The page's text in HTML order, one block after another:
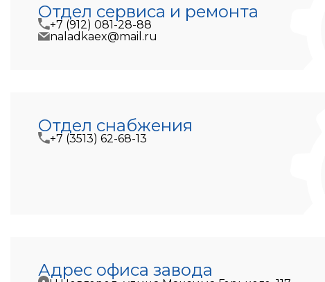
Отдел сервиса и ремонта
+7 (912) 081-28-88
naladkaex@mail.ru
Отдел снабжения
+7 (3513) 62-68-13
Адрес офиса завода